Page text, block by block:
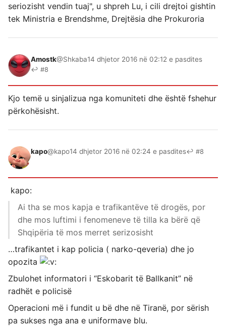
seriozisht vendin tuaj", u shpreh Lu, i cili drejtoi gishtin
tek Ministria e Brendshme, Drejtësia dhe Prokuroria
Amostk@Shkaba14 dhjetor 2016 në 02:12 e pasdites
↩ #8
Kjo temë u sinjalizua nga komuniteti dhe është fshehur
përkohësisht.
kapo@kapo14 dhjetor 2016 në 02:24 e pasdites↩ #8
kapo:
Ai tha se mos kapja e trafikantëve të drogës, por
dhe mos luftimi i fenomeneve të tilla ka bërë që
Shqipëria të mos merret serizosisht
…trafikantet i kap policia ( narko-qeveria) dhe jo
opozita
Zbulohet informatori i “Eskobarit të Ballkanit” në
radhët e policisë
Operacioni më i fundit u bë dhe në Tiranë, por sërish
pa sukses nga ana e uniformave blu.